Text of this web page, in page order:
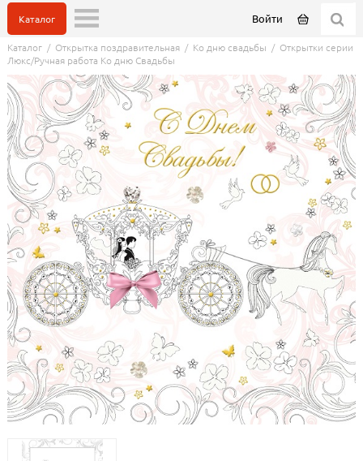
Войти
Каталог
Каталог/ Открытка поздравительная/ Ко дню свадьбы / Открытки серии
Люкс/Ручная работа Ко дню Свадьбы